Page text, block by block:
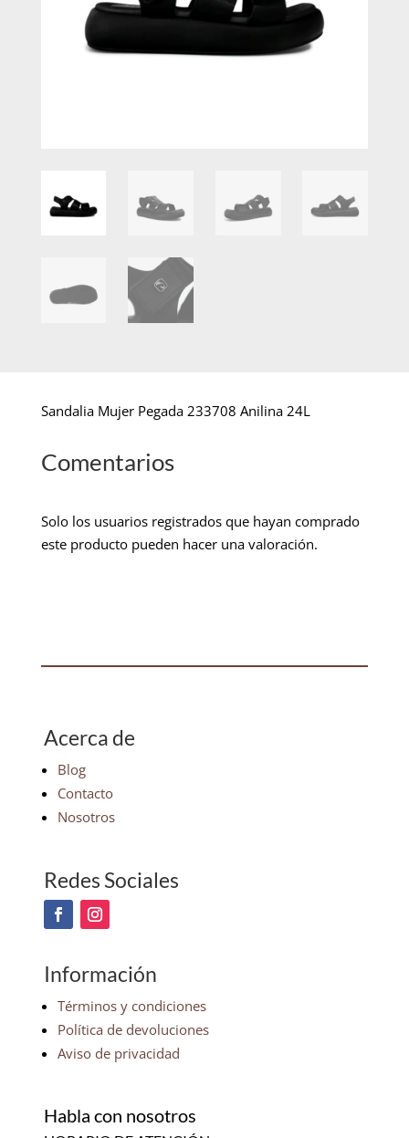
Sandalia Mujer Pegada 233708 Anilina 24L
Comentarios
Solo los usuarios registrados que hayan comprado
este producto pueden hacer una valoración.
Acerca de
Blog
Contacto
Nosotros
Redes Sociales
Información
Términos y condiciones
Política de devoluciones
Aviso de privacidad
Habla con nosotros